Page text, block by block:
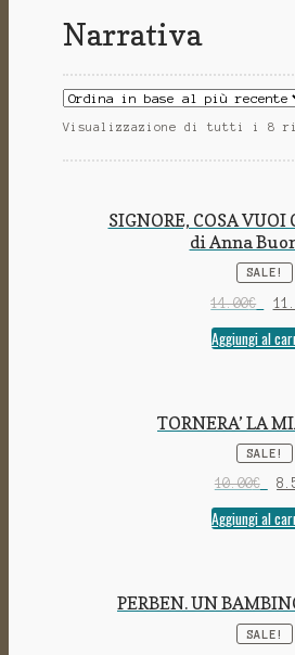
Narrativa
Visualizzazione di tutti i 8
SIGNORE, COSA VUOI
di Anna
SALE!
14.00€
Aggiungi al
TORNERA’ LA
SALE!
10.00€
Aggiungi al
PERBEN. UN
SALE!